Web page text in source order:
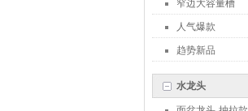
窄边大容量槽
人气爆款
趋势新品
水龙头